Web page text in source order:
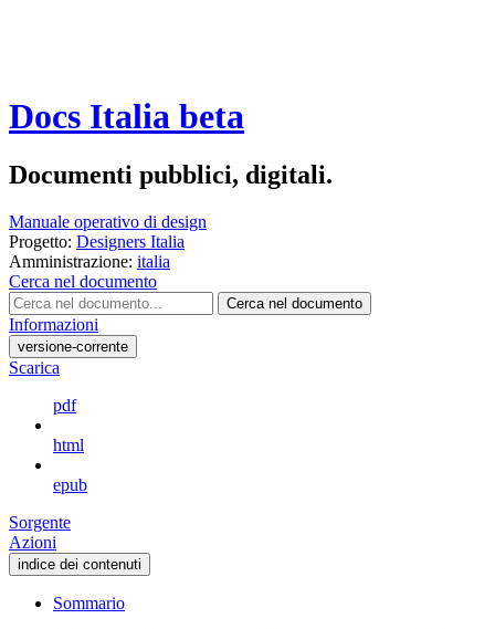
Docs Italia beta
Documenti pubblici, digitali.
Manuale operativo di design
Progetto: Designers Italia
Amministrazione: italia
Cerca nel documento
Cerca nel documento
Informazioni
versione-corrente
Scarica
pdf
html
epub
Sorgente
Azioni
indice dei contenuti
Sommario